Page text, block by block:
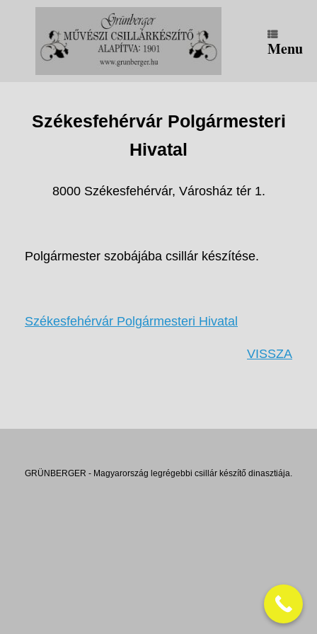
Menu
Székesfehérvár Polgármesteri
Hivatal
8000 Székesfehérvár, Városház tér 1.
Polgármester szobájába csillár készítése.
Székesfehérvár Polgármesteri Hivatal
VISSZA
GRÜNBERGER - Magyarország legrégebbi csillár készítő dinasztiája.